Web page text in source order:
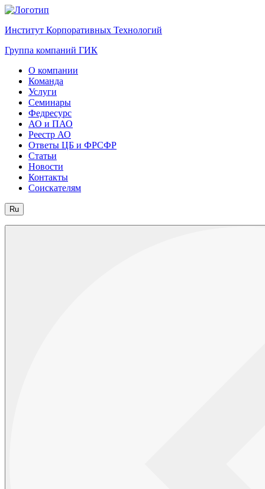
Институт Корпоративных Технологий
Группа компаний ГИК
О компании
Команда
Услуги
Семинары
Федресурс
АО и ПАО
Реестр АО
Ответы ЦБ и ФРСФР
Статьи
Новости
Контакты
Соискателям
Ru